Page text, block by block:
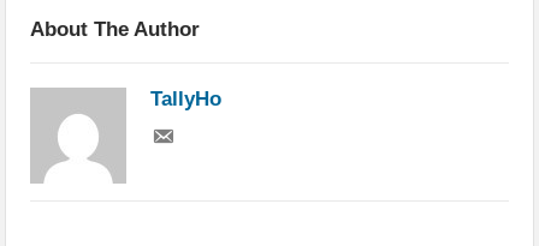
About The Author
TallyHo